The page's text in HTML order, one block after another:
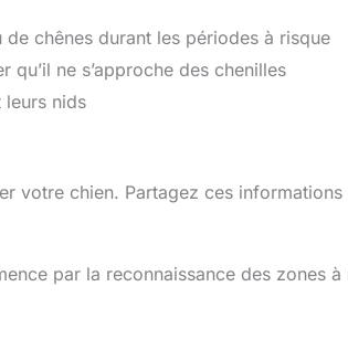
chênes durant les périodes à risque
ne s’approche des chenilles
leurs nids
votre chien. Partagez ces
par la reconnaissance des zones à